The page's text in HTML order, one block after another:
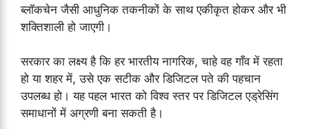
ब्लॉकचेन जैसी आधुनिक तकनीकों के साथ एकीकृत होकर और भी
शक्तिशाली हो जाएगी।
सरकार का लक्ष्य है कि हर भारतीय नागरिक, चाहे वह गाँव में रहता
हो या शहर में, उसे एक सटीक और डिजिटल पते की पहचान
उपलब्ध हो। यह पहल भारत को विश्व स्तर पर डिजिटल एड्रेसिंग
समाधानों में अग्रणी बना सकती है।